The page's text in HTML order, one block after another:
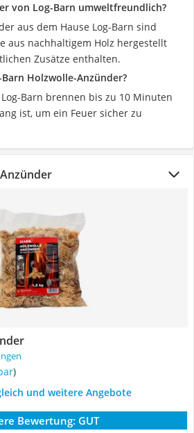
von Log-Barn umweltfreundlich?
aus dem Hause Log-Barn sind
aus nachhaltigem Holz hergestellt
Zusätze enthalten.
Holzwolle-Anzünder?
Barn brennen bis zu 10 Minuten
ist, um ein Feuer sicher zu
)
und weitere Angebote
Bewertung: GUT